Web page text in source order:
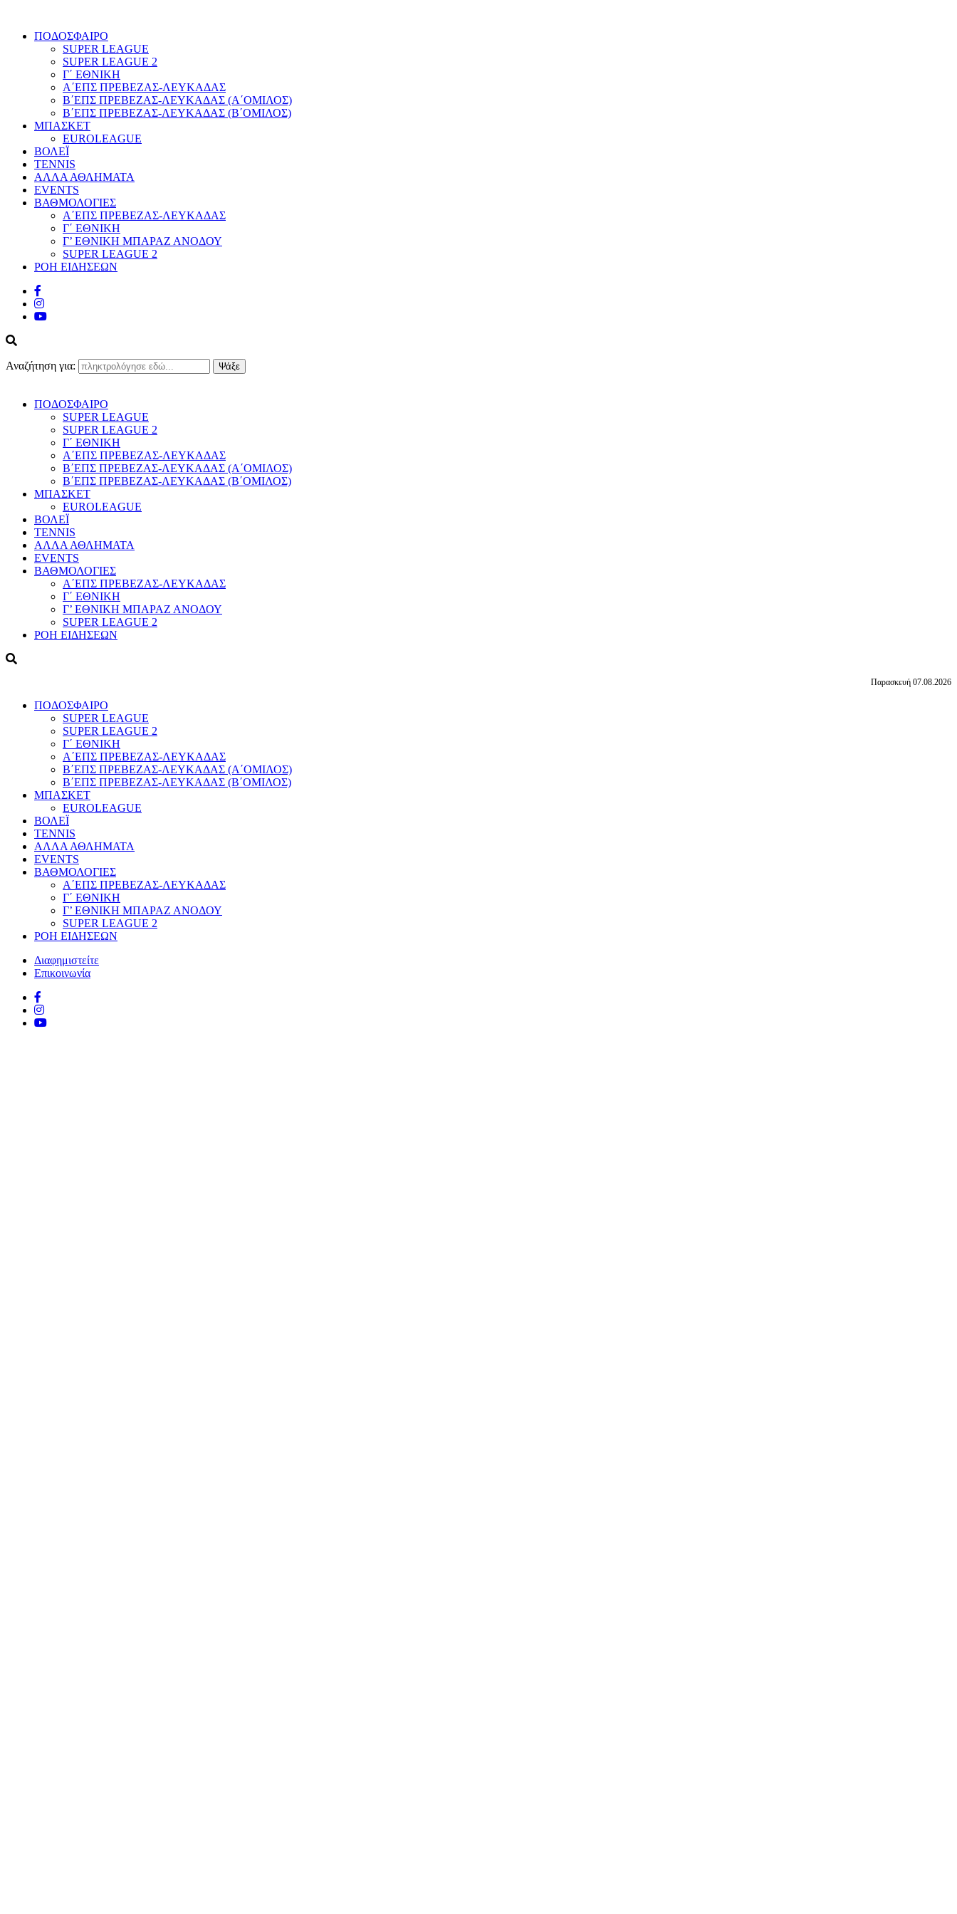
ΠΟΔΟΣΦΑΙΡΟ
SUPER LEAGUE
SUPER LEAGUE 2
Γ΄ ΕΘΝΙΚΗ
Α΄ΕΠΣ ΠΡΕΒΕΖΑΣ-ΛΕΥΚΑΔΑΣ
Β΄ΕΠΣ ΠΡΕΒΕΖΑΣ-ΛΕΥΚΑΔΑΣ (Α΄ΟΜΙΛΟΣ)
Β΄ΕΠΣ ΠΡΕΒΕΖΑΣ-ΛΕΥΚΑΔΑΣ (Β΄ΟΜΙΛΟΣ)
ΜΠΑΣΚΕΤ
EUROLEAGUE
ΒΟΛΕΪ
TENNIS
ΑΛΛΑ ΑΘΛΗΜΑΤΑ
EVENTS
ΒΑΘΜΟΛΟΓΙΕΣ
Α΄ΕΠΣ ΠΡΕΒΕΖΑΣ-ΛΕΥΚΑΔΑΣ
Γ΄ ΕΘΝΙΚΗ
Γ’ ΕΘΝΙΚΗ ΜΠΑΡΑΖ ΑΝΟΔΟΥ
SUPER LEAGUE 2
ΡΟΗ ΕΙΔΗΣΕΩΝ
Αναζήτηση για:
ΠΟΔΟΣΦΑΙΡΟ
SUPER LEAGUE
SUPER LEAGUE 2
Γ΄ ΕΘΝΙΚΗ
Α΄ΕΠΣ ΠΡΕΒΕΖΑΣ-ΛΕΥΚΑΔΑΣ
Β΄ΕΠΣ ΠΡΕΒΕΖΑΣ-ΛΕΥΚΑΔΑΣ (Α΄ΟΜΙΛΟΣ)
Β΄ΕΠΣ ΠΡΕΒΕΖΑΣ-ΛΕΥΚΑΔΑΣ (Β΄ΟΜΙΛΟΣ)
ΜΠΑΣΚΕΤ
EUROLEAGUE
ΒΟΛΕΪ
TENNIS
ΑΛΛΑ ΑΘΛΗΜΑΤΑ
EVENTS
ΒΑΘΜΟΛΟΓΙΕΣ
Α΄ΕΠΣ ΠΡΕΒΕΖΑΣ-ΛΕΥΚΑΔΑΣ
Γ΄ ΕΘΝΙΚΗ
Γ’ ΕΘΝΙΚΗ ΜΠΑΡΑΖ ΑΝΟΔΟΥ
SUPER LEAGUE 2
ΡΟΗ ΕΙΔΗΣΕΩΝ
Παρασκευή 07.08.2026
ΠΟΔΟΣΦΑΙΡΟ
SUPER LEAGUE
SUPER LEAGUE 2
Γ΄ ΕΘΝΙΚΗ
Α΄ΕΠΣ ΠΡΕΒΕΖΑΣ-ΛΕΥΚΑΔΑΣ
Β΄ΕΠΣ ΠΡΕΒΕΖΑΣ-ΛΕΥΚΑΔΑΣ (Α΄ΟΜΙΛΟΣ)
Β΄ΕΠΣ ΠΡΕΒΕΖΑΣ-ΛΕΥΚΑΔΑΣ (Β΄ΟΜΙΛΟΣ)
ΜΠΑΣΚΕΤ
EUROLEAGUE
ΒΟΛΕΪ
TENNIS
ΑΛΛΑ ΑΘΛΗΜΑΤΑ
EVENTS
ΒΑΘΜΟΛΟΓΙΕΣ
Α΄ΕΠΣ ΠΡΕΒΕΖΑΣ-ΛΕΥΚΑΔΑΣ
Γ΄ ΕΘΝΙΚΗ
Γ’ ΕΘΝΙΚΗ ΜΠΑΡΑΖ ΑΝΟΔΟΥ
SUPER LEAGUE 2
ΡΟΗ ΕΙΔΗΣΕΩΝ
Διαφημιστείτε
Επικοινωνία